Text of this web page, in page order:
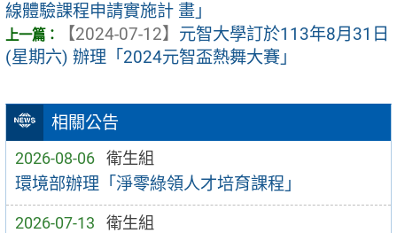
相關公告
2026-08-06 衛生組
環境部辦理「淨零綠領人才培育課程」
2026-07-13 衛生組
線體驗課程申請實施計 畫」
【2024-07-12】 元智大學訂於113年8月31日
(星期六) 辦理「2024元智盃熱舞大賽」